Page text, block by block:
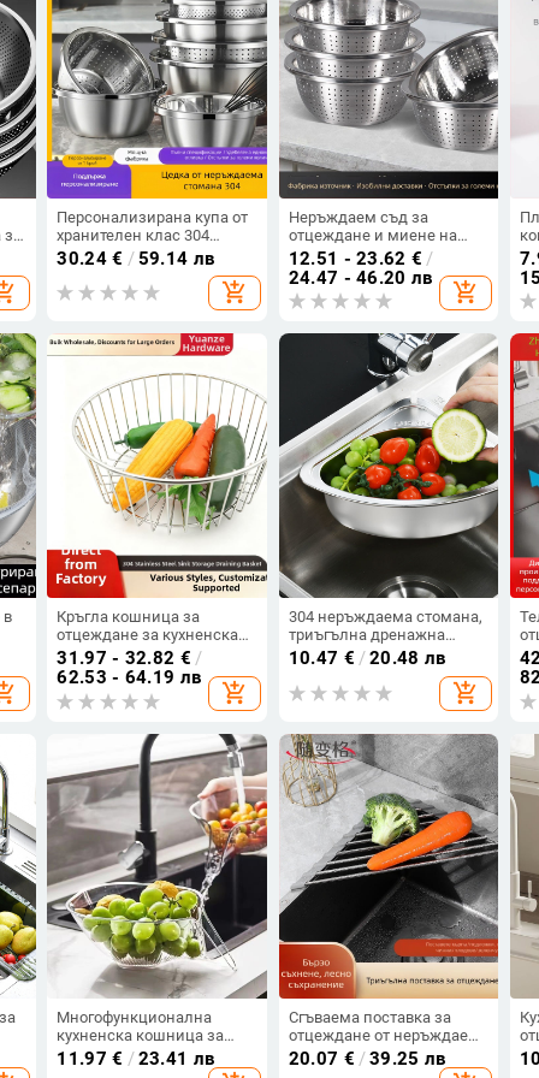
за
Персонализирана купа от
хранителен клас 304
неръждаема стомана за
яйца, тесто, зеленчуци и
супа, с кошница за
30.24€ /59.14 лв
add_shopping_cart
Неръждаем съд за
отцеждане и миене на
зеленчуци и плодове,
кухненска кошница за
плодове и цедка за ориз
12.51 - 23.62 € /
24.47 - 46.20 лв
add_shopping_cart
в
Кръгла кошница за
отцеждане за кухненска
мивка, 304 неръждаема
стомана
31.97 - 32.82 € /
62.53 - 64.19 лв
add_shopping_cart
304 неръждаема стомана,
триъгълна дренажна
поставка за кухненска
мивка, за миене на
зеленчуци, отцеждане на
остатъци и съхранение,
10.47 € /20.48 лв
add_shopping_cart
и
Многофункционална
кухненска кошница за
отцеждане и измиване на
ориз, съхранение на
11.97 € /23.41 лв
Сгъваема поставка за
отцеждане от неръждаема
стомана за плодове и
зеленчуци, кухненска
20.07 € /39.25 лв